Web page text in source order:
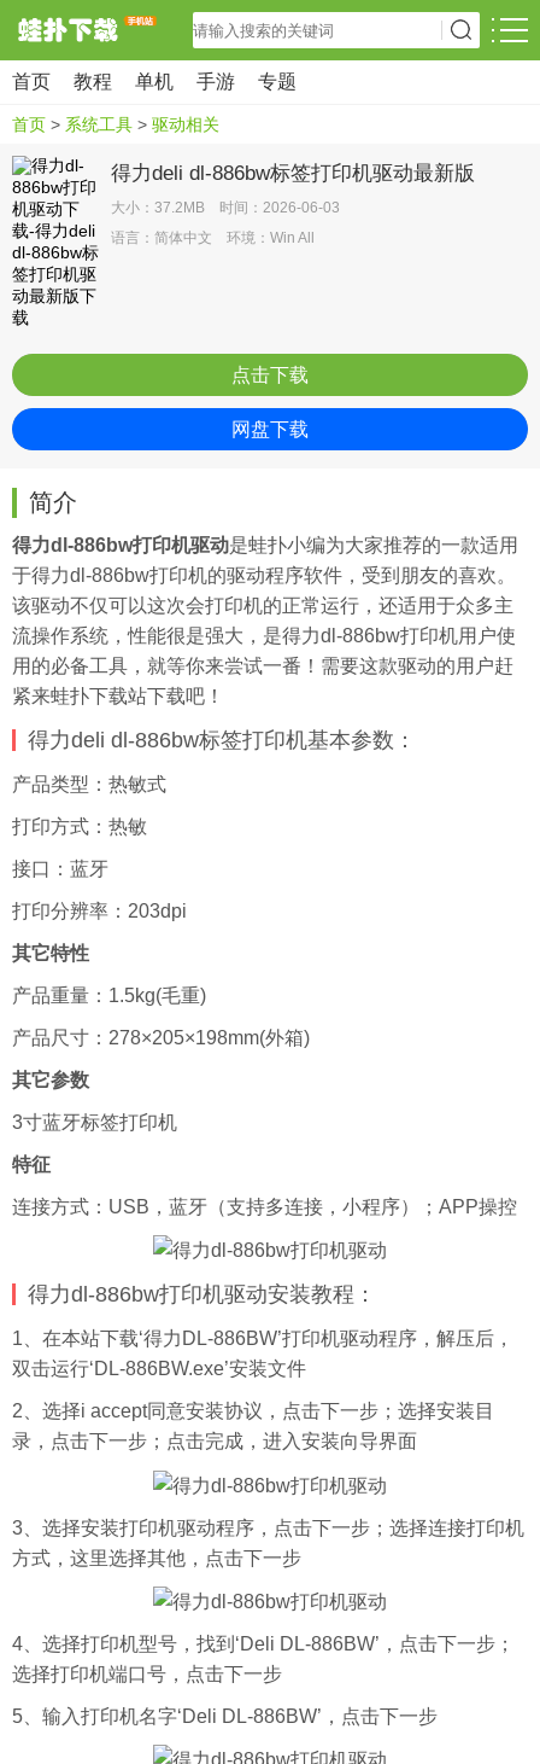
首页 教程 单机 手游 专题
首页 > 系统工具 > 驱动相关
得力deli dl-886bw标签打印机驱动最新版
大小：37.2MB 时间：2026-06-03
语言：简体中文 环境：Win All
点击下载
网盘下载
简介
得力dl-886bw打印机驱动是蛙扑小编为大家推荐的一款适用
于得力dl-886bw打印机的驱动程序软件，受到朋友的喜欢。
该驱动不仅可以这次会打印机的正常运行，还适用于众多主
流操作系统，性能很是强大，是得力dl-886bw打印机用户使
用的必备工具，就等你来尝试一番！需要这款驱动的用户赶
紧来蛙扑下载站下载吧！
得力deli dl-886bw标签打印机基本参数：
产品类型：热敏式
打印方式：热敏
接口：蓝牙
打印分辨率：203dpi
其它特性
产品重量：1.5kg(毛重)
产品尺寸：278×205×198mm(外箱)
其它参数
3寸蓝牙标签打印机
特征
连接方式：USB，蓝牙（支持多连接，小程序）；APP操控
得力dl-886bw打印机驱动安装教程：
1、在本站下载‘得力DL-886BW’打印机驱动程序，解压后，
双击运行‘DL-886BW.exe’安装文件
2、选择i accept同意安装协议，点击下一步；选择安装目
录，点击下一步；点击完成，进入安装向导界面
3、选择安装打印机驱动程序，点击下一步；选择连接打印机
方式，这里选择其他，点击下一步
4、选择打印机型号，找到‘Deli DL-886BW’，点击下一步；
选择打印机端口号，点击下一步
5、输入打印机名字‘Deli DL-886BW’，点击下一步